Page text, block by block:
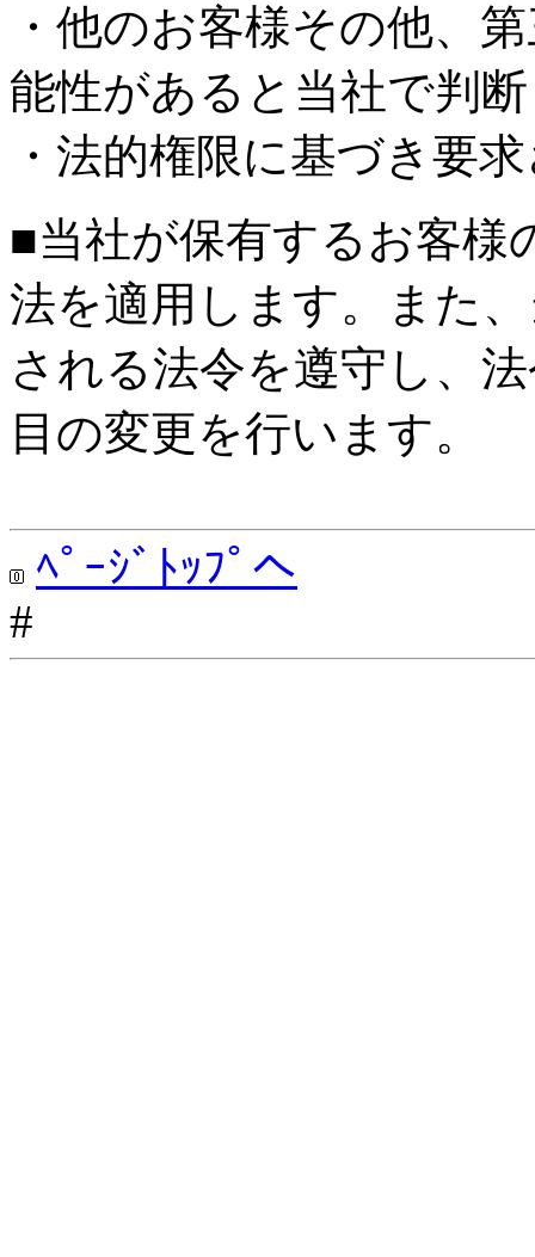
・他のお客様その他、
能性があると当社で判
・法的権限に基づき要
■当社が保有するお客様
法を適用します。また
される法令を遵守し、
目の変更を行います。
ﾍﾟｰｼﾞﾄｯﾌﾟへ
#